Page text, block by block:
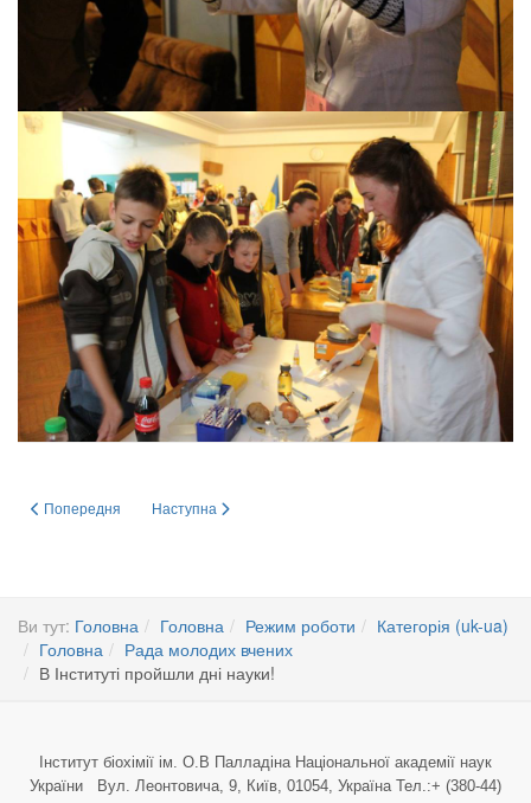
Попередня стаття: Конференція-конкурс молодих вчених «Актуальні
Попередня Наступна стаття: "Парнас-2016" - до уваги аплікантів
Наступна
Ви тут: Головна Головна Режим роботи
Категорія (uk-ua)
Головна
Рада молодих вчених
В Інституті пройшли дні науки!
Інститут біохімії ім. О.В Палладіна Національної академії наук
України Вул. Леонтовича, 9, Київ, 01054, Україна Тел.:+ (380-44)